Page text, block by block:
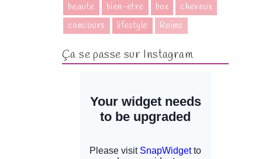
beaute bien-etre box
cheveux
concours
lifestyle Reims
Ça se passe sur Instagram